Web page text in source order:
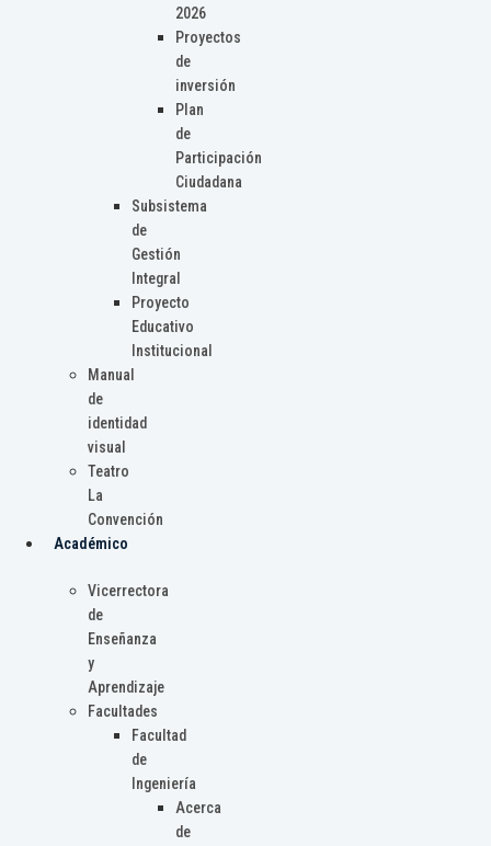
2026
Proyectos
de
inversión
Plan
de
Participación
Ciudadana
Subsistema
de
Gestión
Integral
Proyecto
Educativo
Institucional
Manual
de
identidad
visual
Teatro
La
Convención
Académico
Vicerrectora
de
Enseñanza
y
Aprendizaje
Facultades
Facultad
de
Ingeniería
Acerca
de